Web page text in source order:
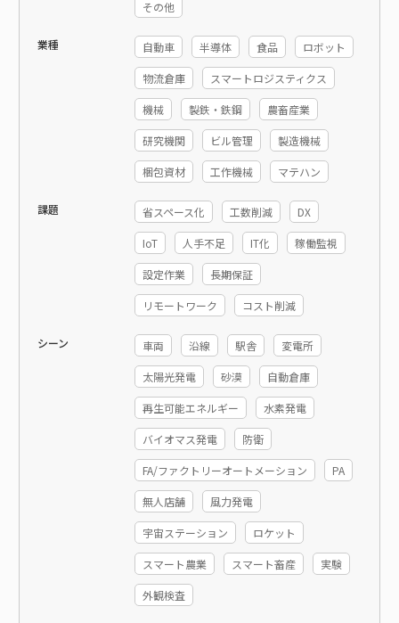
その他
業種 自動車 半導体 食品 ロボット
物流倉庫 スマートロジスティクス
機械 製鉄・鉄鋼 農畜産業
研究機関 ビル管理 製造機械
梱包資材 工作機械 マテハン
課題 省スペース化 工数削減 DX
IoT 人手不足 IT化 稼働監視
設定作業 長期保証
リモートワーク コスト削減
シーン 車両 沿線 駅舎 変電所
太陽光発電 砂漠 自動倉庫
再生可能エネルギー 水素発電
バイオマス発電 防衛
FA/ファクトリーオートメーション PA
無人店舗 風力発電
宇宙ステーション ロケット
スマート農業 スマート畜産 実験
外観検査